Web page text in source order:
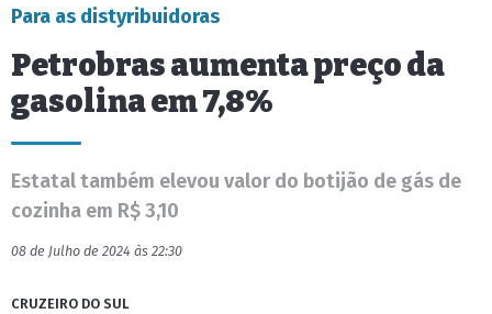
Para as distyribuidoras
Petrobras aumenta preço da
gasolina em 7,8%
Estatal também elevou valor do botijão de gás de
cozinha em R$ 3,10
08 de Julho de 2024 às 22:30
CRUZEIRO DO SUL